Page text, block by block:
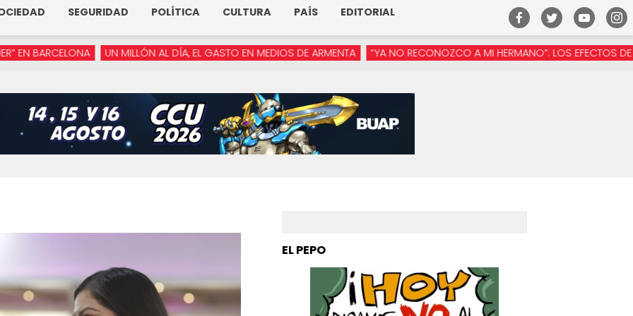
SEGURIDAD POLÍTICA CULTURA PAÍS
EDITORIAL
UN MILLÓN AL DÍA, EL GASTO EN MEDIOS DE ARMENTA “YA NO RECONOZCO A MI HERMANO”: LOS EFECTOS DE LA
EL PEPO